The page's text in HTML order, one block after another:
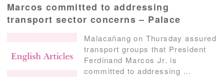
Marcos committed to addressing
transport sector concerns – Palace
Malacañang on Thursday assured
transport groups that President
Ferdinand Marcos Jr. is
committed to addressing ...